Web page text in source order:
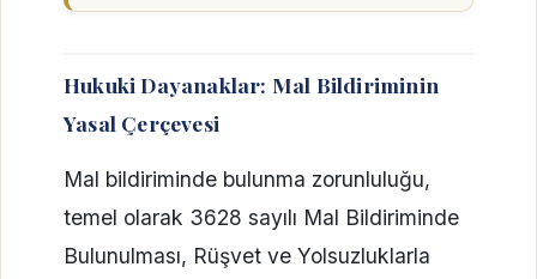
Hukuki Dayanaklar: Mal Bildiriminin
Yasal Çerçevesi
Mal bildiriminde bulunma zorunluluğu,
temel olarak 3628 sayılı Mal Bildiriminde
Bulunulması, Rüşvet ve Yolsuzluklarla